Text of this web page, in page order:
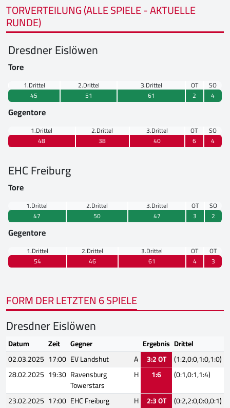
TORVERTEILUNG (ALLE SPIELE - AKTUELLE
RUNDE)
Dresdner Eislöwen
Tore
1.Drittel 2.Drittel 3.Drittel OT
SO
45
51 61 2 4
Gegentore
1.Drittel 2.Drittel 3.Drittel OT
SO
48
38 40 6 4
EHC Freiburg
Tore
1.Drittel 2.Drittel 3.Drittel OT
SO
47
50 47 3 2
Gegentore
1.Drittel 2.Drittel 3.Drittel OT
OT
54
46 61 4 3
FORM DER LETZTEN 6 SPIELE
Dresdner Eislöwen
Datum Zeit Gegner Ergebnis Drittel
02.03.2025 17:00 EV Landshut A 3:2 OT (1:2,0:0,1:0,1:0)
28.02.2025 19:30 Ravensburg
Towerstars
H 1:6
(0:1,0:1,1:4)
23.02.2025 17:00 EHC Freiburg H 2:3 OT (0:2,2:0,0:0,0:1)